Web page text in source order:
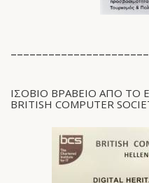
ΙΣΟΒΙΟ ΒΡΑΒΕΙΟ ΑΠΟ
BRITISH COMPUTER